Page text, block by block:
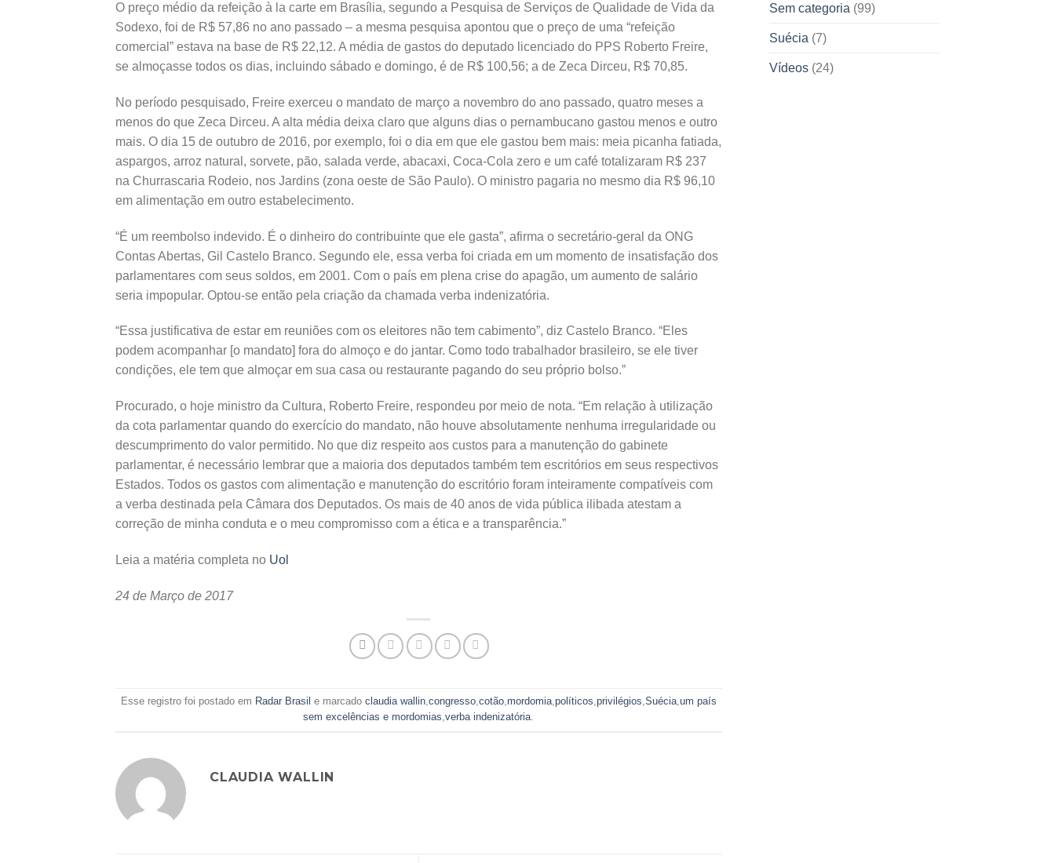
O preço médio da refeição à la carte em Brasília, segundo a Pesquisa de Serviços de Qualidade de Vida da
Sodexo, foi de R$ 57,86 no ano passado – a mesma pesquisa apontou que o preço de uma “refeição
comercial” estava na base de R$ 22,12. A média de gastos do deputado licenciado do PPS Roberto Freire,
se almoçasse todos os dias, incluindo sábado e domingo, é de R$ 100,56; a de Zeca Dirceu, R$ 70,85.
No período pesquisado, Freire exerceu o mandato de março a novembro do ano passado, quatro meses a
menos do que Zeca Dirceu. A alta média deixa claro que alguns dias o pernambucano gastou menos e outro
mais. O dia 15 de outubro de 2016, por exemplo, foi o dia em que ele gastou bem mais: meia picanha fatiada,
aspargos, arroz natural, sorvete, pão, salada verde, abacaxi, Coca-Cola zero e um café totalizaram R$ 237
na Churrascaria Rodeio, nos Jardins (zona oeste de São Paulo). O ministro pagaria no mesmo dia R$ 96,10
em alimentação em outro estabelecimento.
“É um reembolso indevido. É o dinheiro do contribuinte que ele gasta”, afirma o secretário-geral da ONG
Contas Abertas, Gil Castelo Branco. Segundo ele, essa verba foi criada em um momento de insatisfação dos
parlamentares com seus soldos, em 2001. Com o país em plena crise do apagão, um aumento de salário
seria impopular. Optou-se então pela criação da chamada verba indenizatória.
“Essa justificativa de estar em reuniões com os eleitores não tem cabimento”, diz Castelo Branco. “Eles
podem acompanhar [o mandato] fora do almoço e do jantar. Como todo trabalhador brasileiro, se ele tiver
condições, ele tem que almoçar em sua casa ou restaurante pagando do seu próprio bolso.”
Procurado, o hoje ministro da Cultura, Roberto Freire, respondeu por meio de nota. “Em relação à utilização
da cota parlamentar quando do exercício do mandato, não houve absolutamente nenhuma irregularidade ou
descumprimento do valor permitido. No que diz respeito aos custos para a manutenção do gabinete
parlamentar, é necessário lembrar que a maioria dos deputados também tem escritórios em seus respectivos
Estados. Todos os gastos com alimentação e manutenção do escritório foram inteiramente compatíveis com
a verba destinada pela Câmara dos Deputados. Os mais de 40 anos de vida pública ilibada atestam a
correção de minha conduta e o meu compromisso com a ética e a transparência.”
Leia a matéria completa no Uol
24 de Março de 2017
Esse registro foi postado em Radar Brasil e marcado claudia wallin,congresso,cotão,mordomia,políticos,privilégios,Suécia,um país
sem excelências e mordomias,verba indenizatória.
CLAUDIA WALLIN
Sem categoria (99)
Suécia (7)
Vídeos(24)